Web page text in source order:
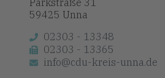
Parkstraße 31
59425 Unna
02303 - 13348
02303 - 13365
info@cdu-kreis-unna.de